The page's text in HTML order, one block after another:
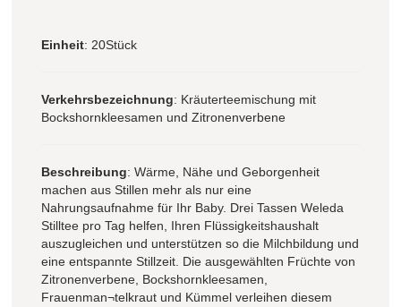
Einheit: 20Stück
Verkehrsbezeichnung: Kräuterteemischung mit
Bockshornkleesamen und Zitronenverbene
Beschreibung: Wärme, Nähe und Geborgenheit
machen aus Stillen mehr als nur eine
Nahrungsaufnahme für Ihr Baby. Drei Tassen Weleda
Stilltee pro Tag helfen, Ihren Flüssigkeitshaushalt
auszugleichen und unterstützen so die Milchbildung und
eine entspannte Stillzeit. Die ausgewählten Früchte von
Zitronenverbene, Bockshornkleesamen,
Frauenman¬telkraut und Kümmel verleihen diesem